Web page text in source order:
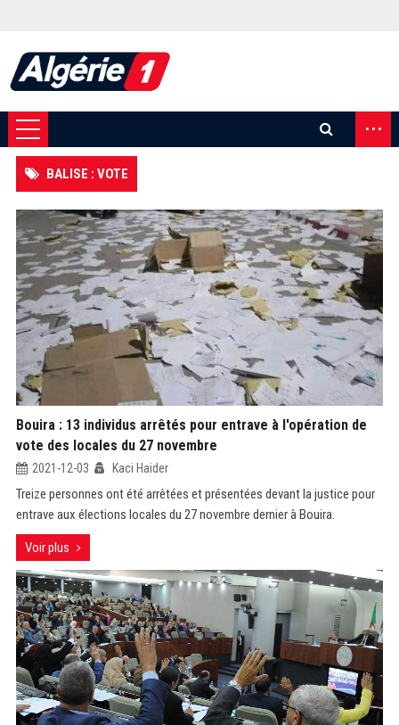
...
BALISE : VOTE
Bouira : 13 individus arrêtés pour entrave à l'opération de
vote des locales du 27 novembre
2021-12-03 Kaci Haider
Treize personnes ont été arrêtées et présentées devant la justice pour
entrave aux élections locales du 27 novembre dernier à Bouira.
Voir plus